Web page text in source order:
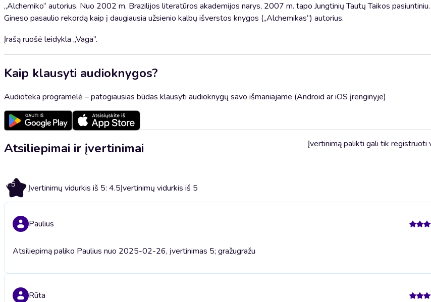
„Alchemiko“ autorius. Nuo 2002 m. Brazilijos literatūros akademijos narys, 2007 m. tapo Jungtinių Tautų Taikos
Gineso pasaulio rekordą kaip į daugiausia užsienio kalbų išverstos knygos („Alchemikas“) autorius.
Įrašą ruošė leidykla „Vaga”.
Kaip klausyti audioknygos?
Audioteka programėlė – patogiausias būdas klausyti audioknygų savo išmaniajame (Android ar iOS įrenginyje)
Atsiliepimai ir įvertinimai
4.5 Įvertinimų vidurkis iš 5: 4.5Įvertinimų vidurkis iš 5
Įvertinimą palikti gali tik registruoti
Paulius
Atsiliepimą paliko Paulius nuo 2025-02-26, įvertinimas 5; gražugražu
Rūta